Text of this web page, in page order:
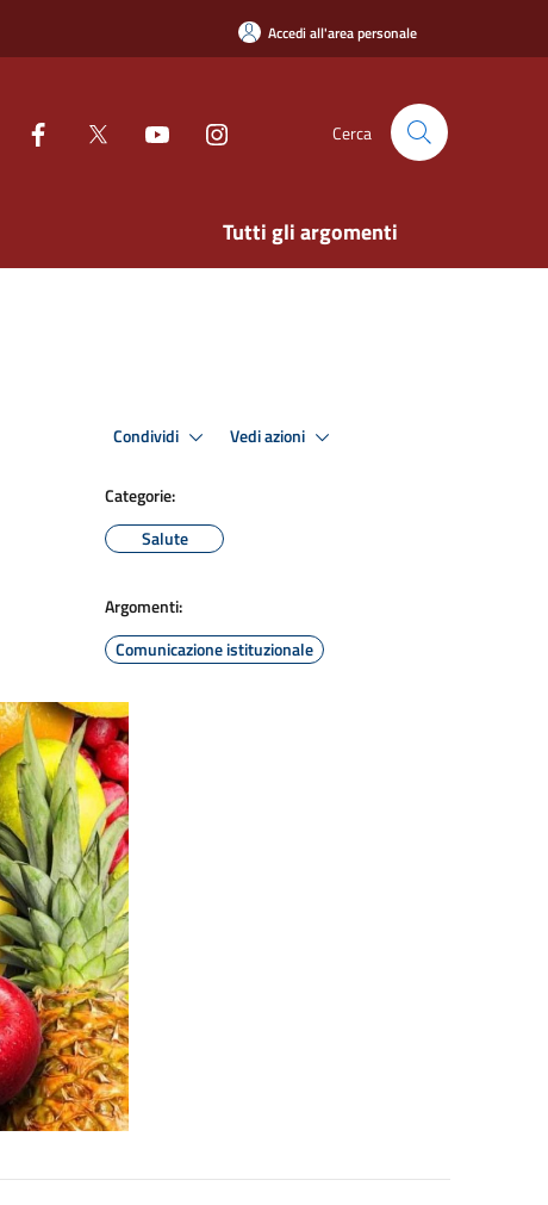
Accedi all'area personale
Cerca
Tutti gli argomenti
Condividi Vedi azioni
Categorie:
Salute
Argomenti:
Comunicazione istituzionale